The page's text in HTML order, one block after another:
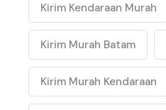
Kirim Kendaraan Murah
Kirim Murah Batam
Kirim Murah Kendaraan